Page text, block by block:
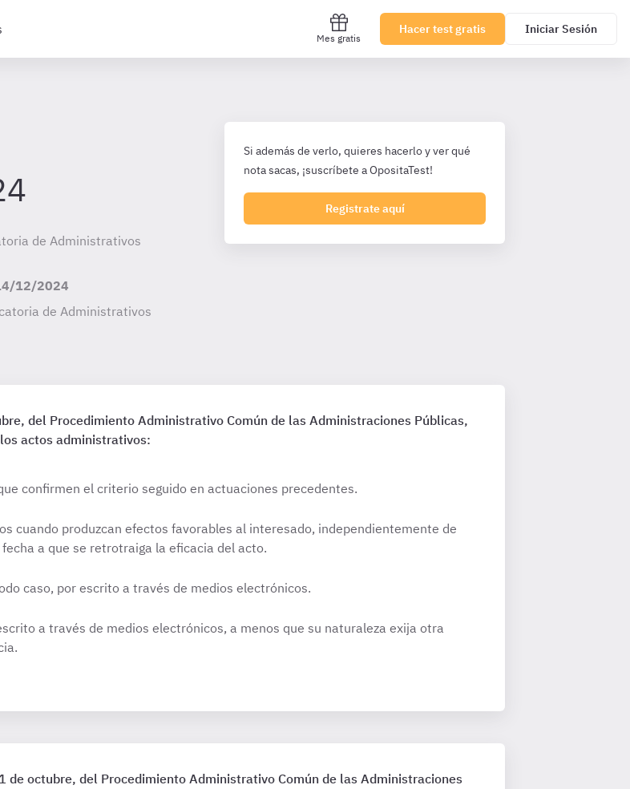
Mes gratis
Hacer test gratis Iniciar Sesión
de Administrativos
12/2024
de Administrativos
Si además de verlo, quieres hacerlo y ver qué
nota sacas, ¡suscríbete a OpositaTest!
Registrate aquí
del Procedimiento Administrativo Común de las Administraciones Públicas,
actos administrativos:
confirmen el criterio seguido en actuaciones precedentes.
cuando produzcan efectos favorables al interesado, independientemente de
a que se retrotraiga la eficacia del acto.
caso, por escrito a través de medios electrónicos.
a través de medios electrónicos, a menos que su naturaleza exija otra
de octubre, del Procedimiento Administrativo Común de las Administraciones